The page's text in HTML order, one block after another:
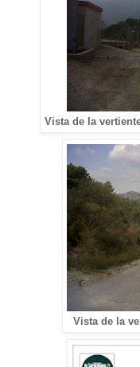
Vista de la
Vista de la